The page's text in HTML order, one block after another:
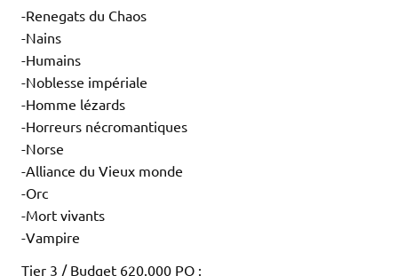
-Renegats du Chaos
-Nains
-Humains
-Noblesse impériale
-Homme lézards
-Horreurs nécromantiques
-Norse
-Alliance du Vieux monde
-Orc
-Mort vivants
-Vampire
Tier 3 / Budget 620.000 PO :